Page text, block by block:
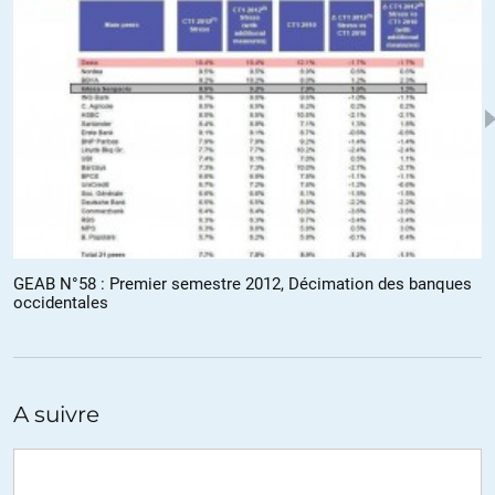
AlexHanin//14.10.2011 à 09h25
« Socialisé » ne veut pas dire contrôlé par l’Etat. Est-ce que sa
solution est réaliste, je n’en sais rien, je ne suis pas spécialiste, mais
ne mélangeons pas tout.
Luxy Luxe//14.10.2011 à 20h43
ALERTER
GEAB N°58 : Premier semestre 2012, Décimation des banques
occidentales
A suivre